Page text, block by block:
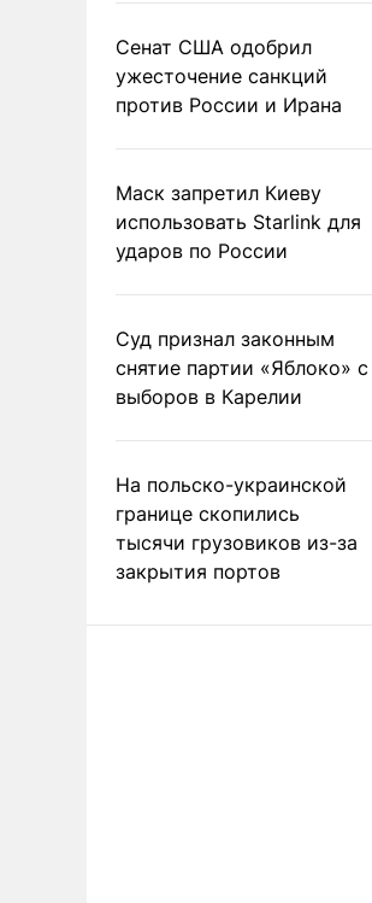
Сенат США одобрил
ужесточение санкций
против России и Ирана
Маск запретил Киеву
использовать Starlink для
ударов по России
Суд признал законным
снятие партии «Яблоко» с
выборов в Карелии
На польско-украинской
границе скопились
тысячи грузовиков из-за
закрытия портов